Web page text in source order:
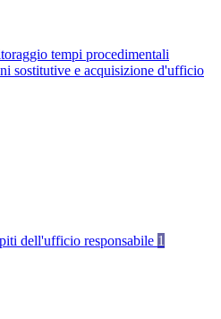
tempi procedimentali
sostitutive e acquisizione d'ufficio
dell'ufficio responsabile 1